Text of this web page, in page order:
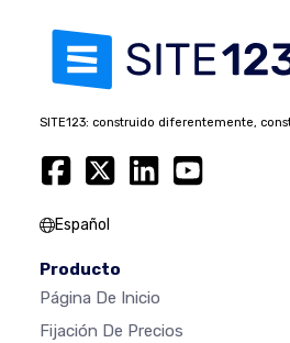
SITE123: construido diferentemente,
Español
Producto
Página De Inicio
Fijación De Precios